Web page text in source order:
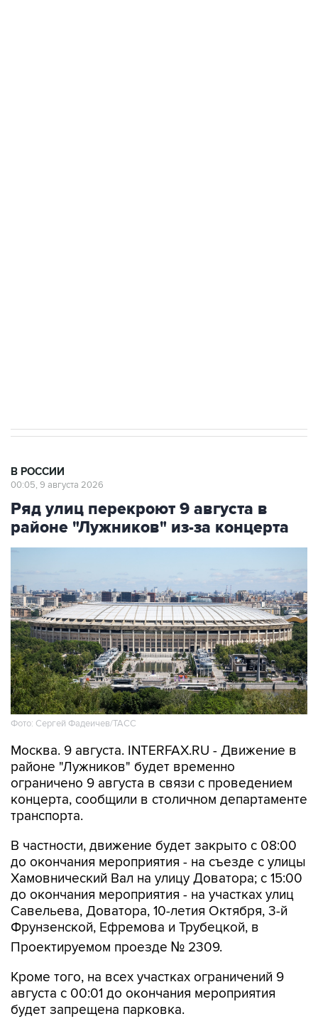
В РОССИИ
00:05, 9 августа 2026
Ряд улиц перекроют 9 августа в
районе "Лужников" из-за концерта
Фото: Сергей Фадеичев/ТАСС
Москва. 9 августа. INTERFAX.RU - Движение в
районе "Лужников" будет временно
ограничено 9 августа в связи с проведением
концерта, сообщили в столичном департаменте
транспорта.
В частности, движение будет закрыто с 08:00
до окончания мероприятия - на съезде с улицы
Хамовнический Вал на улицу Доватора; с 15:00
до окончания мероприятия - на участках улиц
Савельева, Доватора, 10-летия Октября, 3-й
Фрунзенской, Ефремова и Трубецкой, в
Проектируемом проезде № 2309.
Кроме того, на всех участках ограничений 9
августа с 00:01 до окончания мероприятия
будет запрещена парковка.